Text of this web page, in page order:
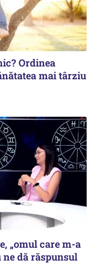
Ordinea
mai târziu
„omul care m-a
ne dă răspunsul